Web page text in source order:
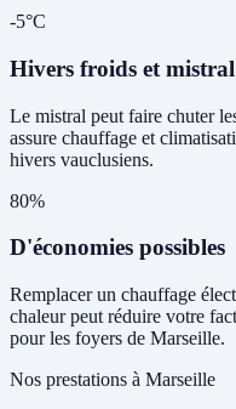
-5°C
Hivers froids et mistral
Le mistral peut faire chuter
assure chauffage et
hivers vauclusiens.
80%
D'économies possibles
Remplacer un chauffage
chaleur peut réduire votre
pour les foyers de Marseille.
Nos prestations à Marseille